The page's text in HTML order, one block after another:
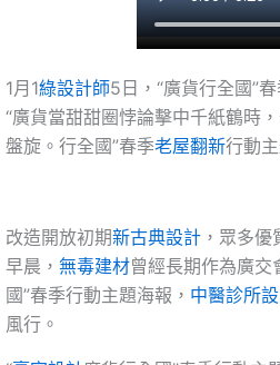
1月1綠設計師5日，“廣貨行全國”
“廣貨當甜甜圈悖論擊中千紙鶴時
盤旋。行全國”春季老屋翻新行動
改造開放初期新古典設計 ，眾多
早晨， 無毒建材曾經長期作為廣交
國”春季行動主題海報， 中醫診所
風行。